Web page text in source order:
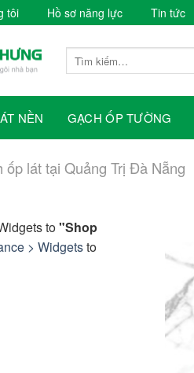
tôi Hồ sơ năng lực Tin tức
kiếm:
NỀN GẠCH ỐP TƯỜNG
ốp lát tại Quảng Trị Đà Nẵng
to"Shop
> Widgetsto